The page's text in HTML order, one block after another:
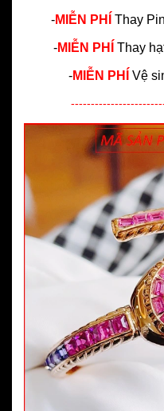
-MIỄN PHÍ Thay
-MIỄN PHÍ Thay
-MIỄN PHÍ Vệ